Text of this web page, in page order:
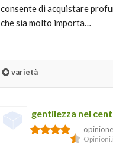
consente di acquistare
che sia molto importa…
varietà
gentilezza nel